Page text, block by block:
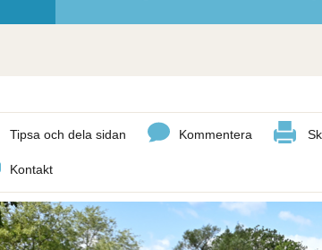
Tipsa och dela sidan Kommentera
Kontakt